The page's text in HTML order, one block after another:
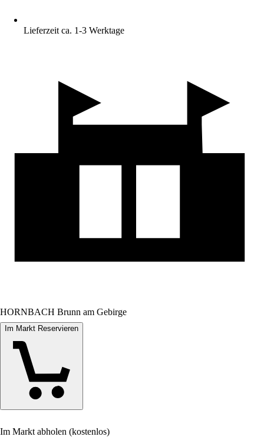
Lieferzeit ca. 1-3 Werktage
HORNBACH Brunn am Gebirge
Im Markt Reservieren
Im Markt abholen (kostenlos)